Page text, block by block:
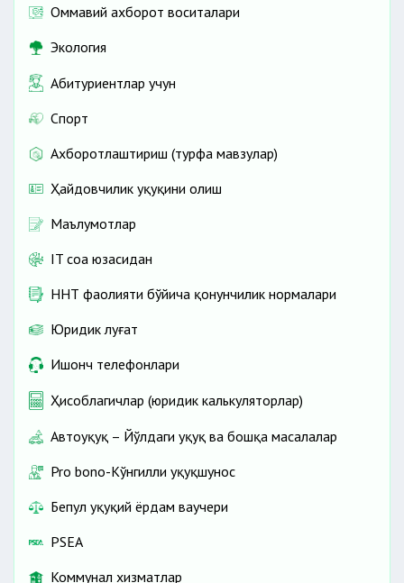
Оммавий ахборот воситалари
Экология
Абитуриентлар учун
Спорт
Ахборотлаштириш (турфа мавзулар)
Ҳайдовчилик ҳуқуқини олиш
Маълумотлар
IT соҳа юзасидан
ННТ фаолияти бўйича қонунчилик нормалари
Юридик луғат
Ишонч телефонлари
Ҳисоблагичлар (юридик калькуляторлар)
Автоҳуқуқ – Йўлдаги ҳуқуқ ва бошқа масалалар
Pro bono-Кўнгилли ҳуқуқшунос
Бепул ҳуқуқий ёрдам ваучери
PSEA
Коммунал хизматлар